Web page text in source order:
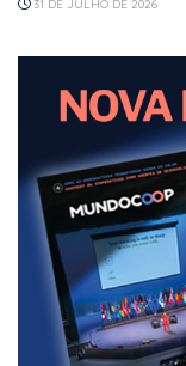
31 DE JULHO DE 2026